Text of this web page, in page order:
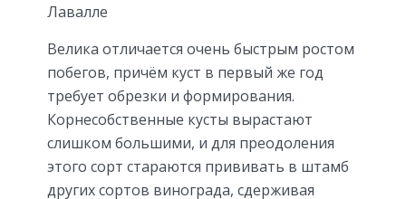
Лавалле
Велика отличается очень быстрым ростом
побегов, причём куст в первый же год
требует обрезки и формирования.
Корнесобственные кусты вырастают
слишком большими, и для преодоления
этого сорт стараются прививать в штамб
других сортов винограда, сдерживая